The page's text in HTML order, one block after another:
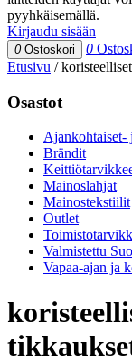
pyyhkäisemällä.
Kirjaudu sisään
0 Ostoskori 0
Etusivu /
Osastot
Ajankohtaiset-
Brändit
Mainoslahjat
Mainostekstiilit
Outlet
Valmistettu
Vapaa-ajan ja